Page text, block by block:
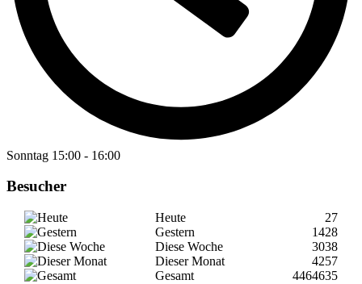
Sonntag 15:00 - 16:00
Besucher
Heute
27
Gestern
1428
Diese Woche
3038
Dieser Monat
4257
Gesamt
4464635